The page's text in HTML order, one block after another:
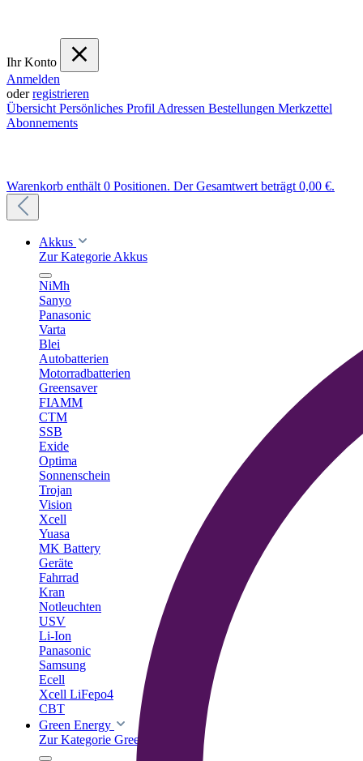
Ihr Konto
Anmelden
oderregistrieren
Übersicht Persönliches Profil Adressen Bestellungen Merkzettel
Abonnements
Warenkorb enthält 0 Positionen. Der Gesamtwert beträgt 0,00 €.
Akkus
Zur Kategorie Akkus
NiMh
Sanyo
Panasonic
Varta
Blei
Autobatterien
Motorradbatterien
Greensaver
FIAMM
CTM
SSB
Exide
Optima
Sonnenschein
Trojan
Vision
Xcell
Yuasa
MK Battery
Geräte
Fahrrad
Kran
Notleuchten
USV
Li-Ion
Panasonic
Samsung
Ecell
Xcell LiFepo4
CBT
Green Energy
Zur Kategorie Green Energy